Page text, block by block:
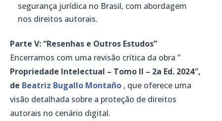
segurança jurídica no Brasil, com abordagem
nos direitos autorais.
Parte V: “Resenhas e Outros Estudos”
Encerramos com uma revisão crítica da obra ”
Propriedade Intelectual – Tomo II – 2a Ed. 2024″,
de Beatriz Bugallo Montaño , que oferece uma
visão detalhada sobre a proteção de direitos
autorais no cenário digital.